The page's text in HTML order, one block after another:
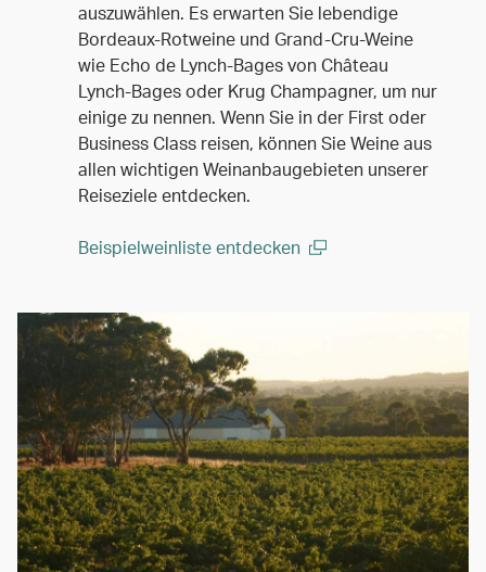
auszuwählen. Es erwarten Sie lebendige
Bordeaux-Rotweine und Grand-Cru-Weine
wie Echo de Lynch-Bages von Château
Lynch-Bages oder Krug Champagner, um nur
einige zu nennen. Wenn Sie in der First oder
Business Class reisen, können Sie Weine aus
allen wichtigen Weinanbaugebieten unserer
Reiseziele entdecken.
Beispielweinliste entdecken